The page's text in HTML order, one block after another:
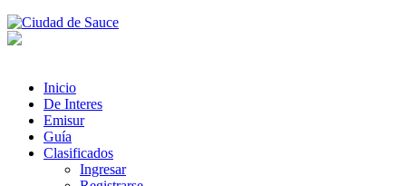
Inicio
De Interes
Emisur
Guía
Clasificados
Ingresar